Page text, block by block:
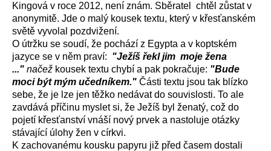
Kingová v roce 2012, není znám. Sběratel chtěl zůstat v
anonymitě. Jde o malý kousek textu, který v křesťanském
světě vyvolal pozdvižení.
O útržku se soudí, že pochází z Egypta a v koptském
jazyce se v něm praví: "Ježíš řekl jim moje žena
..." načež kousek textu chybí a pak pokračuje: "Bude
moci být mým učedníkem." Části textu jsou tak blízko
sebe, že je lze jen těžko nedávat do souvislosti. To ale
zavdává příčinu myslet si, že Ježíš byl ženatý, což do
pojetí křesťanství vnáší nový prvek a nastoluje otázky
stávající úlohy žen v církvi.
K zachovanému kousku papyru již před časem dostali